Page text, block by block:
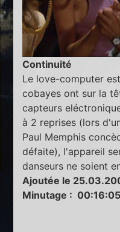
Continuité
Le love-computer
cobayes ont sur la
capteurs
à 2 reprises (lors
Paul Memphis
défaite), l'appareil
danseurs ne soient
Ajoutée le
Minutage : 00:16:05